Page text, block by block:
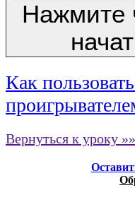
Нажмите
Как
Вернуться к уроку »»